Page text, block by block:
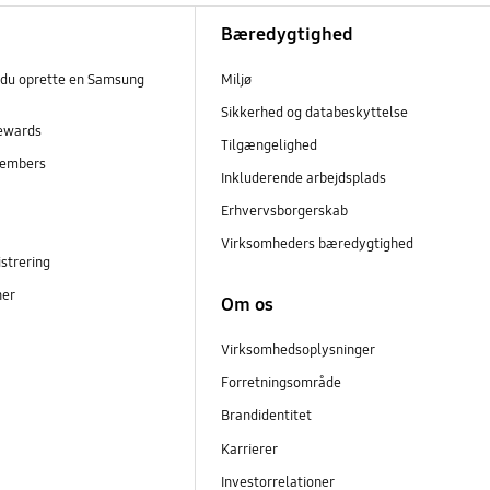
oprette en Samsung
Bæredygtighed
Miljø
Sikkerhed og databeskyttelse
Tilgængelighed
Inkluderende arbejdsplads
Erhvervsborgerskab
Virksomheders bæredygtighed
Om os
Virksomhedsoplysninger
Forretningsområde
Brandidentitet
Karrierer
Investorrelationer